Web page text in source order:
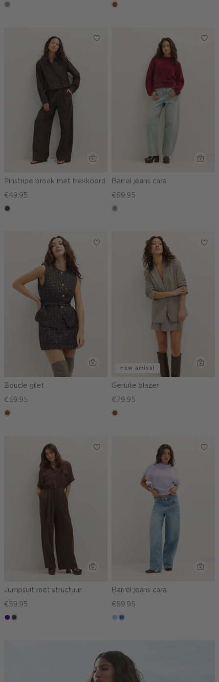
taupe,
bruin
Pinstripe broek met trekkoord
€49.95
choco
Barrel jeans cara
€69.95
dusty
Boucle gilet
€59.95
deepmocca
new arrival
Geruite blazer
€79.95
bruin
Jumpsuit met structuur
€59.95
indigo
choco
Barrel jeans cara
€69.95
blauw,
blauw,